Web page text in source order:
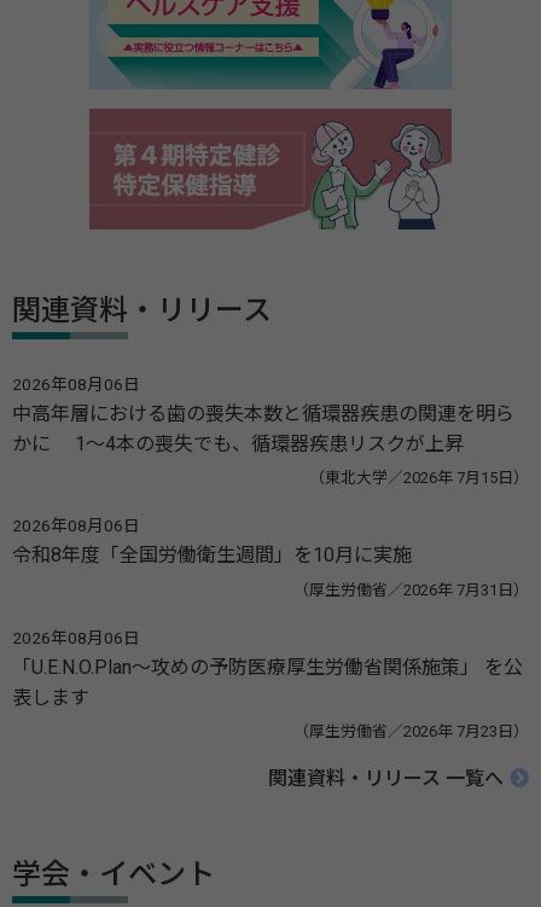
関連資料・リリース
2026年08月06日
中高年層における歯の喪失本数と循環器疾患の関連を明ら
かに 1～4本の喪失でも、循環器疾患リスクが上昇
（東北大学／2026年 7月15日）
2026年08月06日
令和8年度「全国労働衛生週間」を10月に実施
（厚生労働省／2026年 7月31日）
2026年08月06日
「U.E.N.O.Plan～攻めの予防医療厚生労働省関係施策」 を公
表します
（厚生労働省／2026年 7月23日）
関連資料・リリース 一覧へ
学会・イベント